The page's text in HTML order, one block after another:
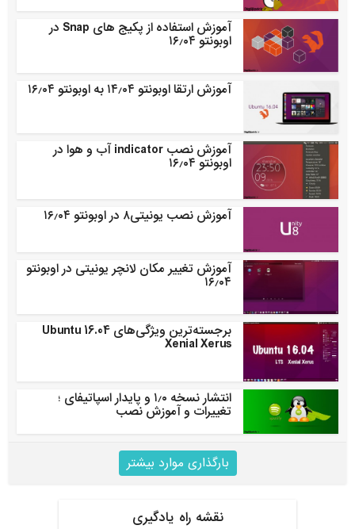
آموزش استفاده از پکیج های Snap در
اوبونتو ۱۶٫۰۴
آموزش ارتقا اوبونتو ۱۴٫۰۴ به اوبونتو ۱۶٫۰۴
آموزش نصب indicator آب و هوا در
اوبونتو ۱۶٫۰۴
آموزش نصب یونیتی۸ در اوبونتو ۱۶٫۰۴
آموزش تغییر مکان لانچر یونیتی در اوبونتو
۱۶٫۰۴
برجسته‌ترین ویژگی‌های Ubuntu 16.04
Xenial Xerus
انتشار نسخه ۱٫۰ و پایدار اسپاتیفای ؛
تغییرات و آموزش نصب
بارگذاری موارد بیشتر
نقشه راه یادگیری